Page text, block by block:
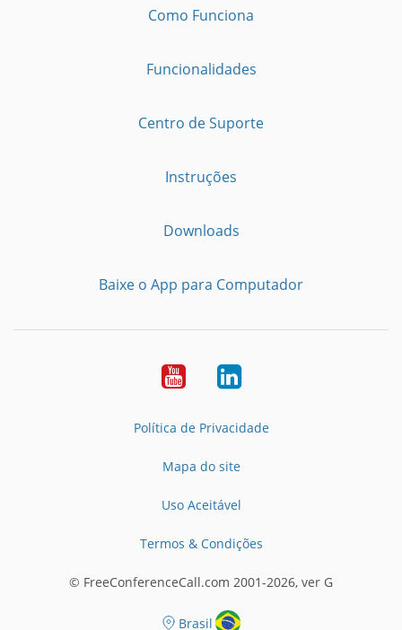
Como Funciona
Funcionalidades
Centro de Suporte
Instruções
Downloads
Baixe o App para Computador
YoutubeLinkedIn
Política de Privacidade
Mapa do site
Uso Aceitável
Termos & Condições
© FreeConferenceCall.com 2001-2026, ver G
Brasil